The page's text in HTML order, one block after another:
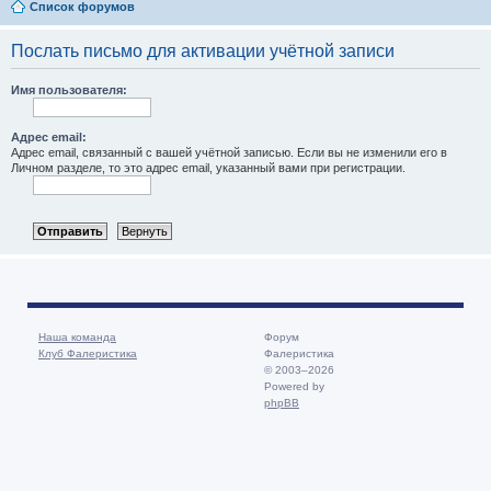
Список форумов
Послать письмо для активации учётной записи
Имя пользователя:
Адрес email:
Адрес email, связанный с вашей учётной записью. Если вы не изменили его в
Личном разделе, то это адрес email, указанный вами при регистрации.
Наша команда
Клуб Фалеристика
Форум
Фалеристика
© 2003–2026
Powered by
phpBB